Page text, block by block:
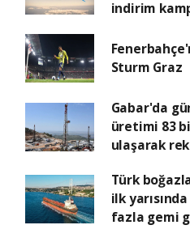
indirim
Sturm Graz
Gabar'da
üretimi 83
ulaşarak
Türk
ilk
fazla gemi